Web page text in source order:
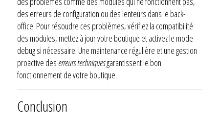
des erreurs de configuration ou des lenteurs dans le back-
office. Pour résoudre ces problèmes, vérifiez la compatibilité
des modules, mettez à jour votre boutique et activez le mode
debug si nécessaire. Une maintenance régulière et une gestion
proactive des erreurs techniquesgarantissent le bon
fonctionnement de votre boutique.
Conclusion